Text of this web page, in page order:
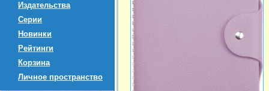
Издательства
Серии
Новинки
Рейтинги
Корзина
Личное пространство